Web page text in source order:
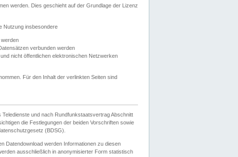
werden. Dies geschieht auf der Grundlage der Lizenz
Nutzung insbesondere
verbunden werden
nicht öffentlichen elektronischen Netzwerken
Für den Inhalt der verlinkten Seiten sind
und nach Rundfunkstaatsvertrag Abschnitt
die Festlegungen der beiden Vorschriften sowie
(BDSG).
Datendownload werden Informationen zu diesen
ausschließlich in anonymisierter Form statistisch